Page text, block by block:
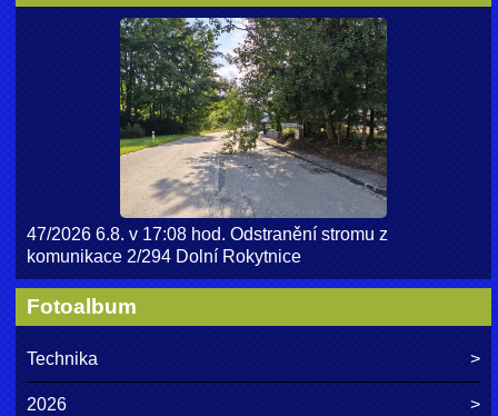
47/2026 6.8. v 17:08 hod. Odstranění stromu z
komunikace 2/294 Dolní Rokytnice
Fotoalbum
Technika
2026